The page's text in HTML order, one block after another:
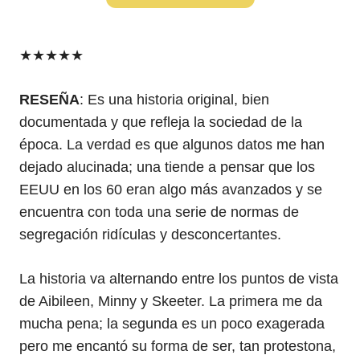
★★★★★
RESEÑA: Es una historia original, bien
documentada y que refleja la sociedad de la
época. La verdad es que algunos datos me han
dejado alucinada; una tiende a pensar que los
EEUU en los 60 eran algo más avanzados y se
encuentra con toda una serie de normas de
segregación ridículas y desconcertantes.
La historia va alternando entre los puntos de vista
de Aibileen, Minny y Skeeter. La primera me da
mucha pena; la segunda es un poco exagerada
pero me encantó su forma de ser, tan protestona,